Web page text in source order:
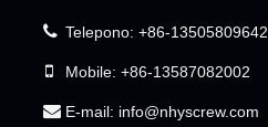
Telepono: +86-13505809642
Mobile: +86-13587082002
E-mail: info@nhyscrew.com